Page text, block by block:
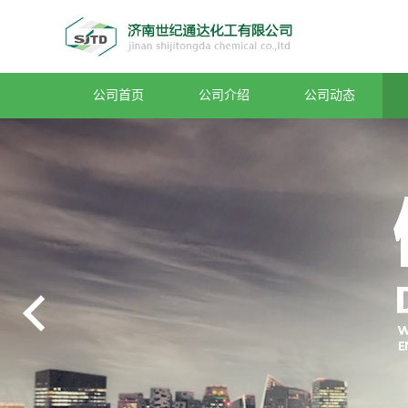
公司首页 公司介绍 公司动态